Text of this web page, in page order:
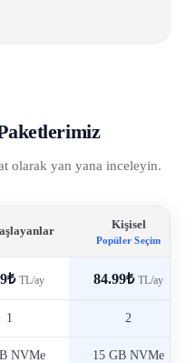
olarak yan yana inceleyin.
Kişisel
Popüler Seçim
TL/ay 84.99₺ TL/ay
1 2
NVMe 15 GB NVMe